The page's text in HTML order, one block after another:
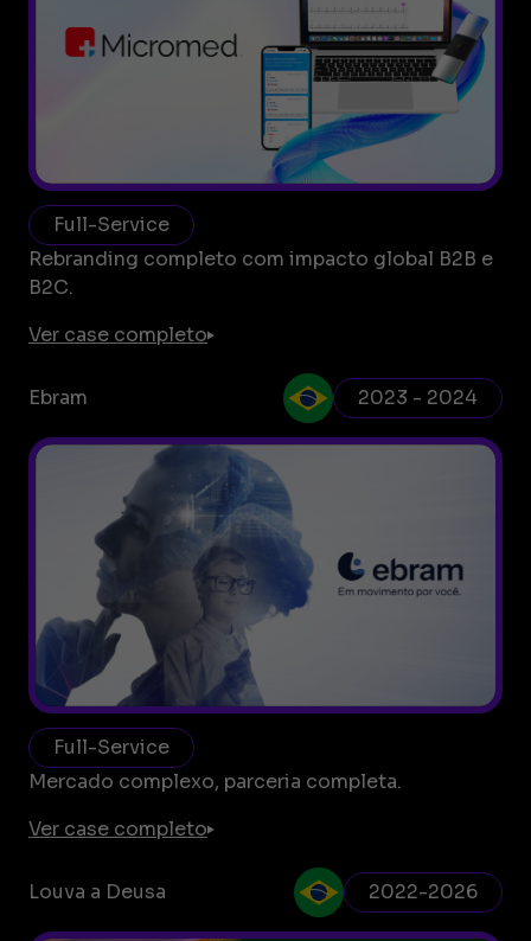
Rebranding completo com impacto global B2B e
B2C.
Full-Service
Ver case completo
Ebram 2023 - 2024
Mercado complexo, parceria completa.
Full-Service
Ver case completo
Louva a Deusa 2022-2026